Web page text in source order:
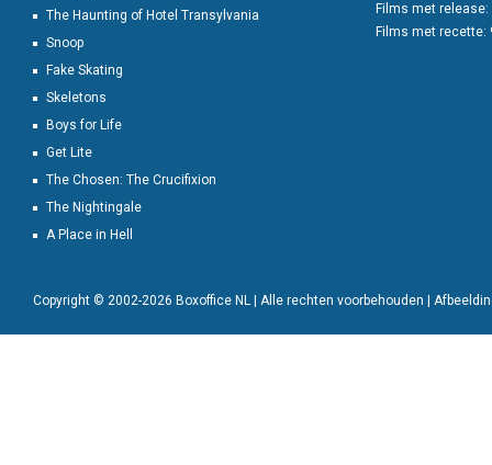
The Haunting of Hotel Transylvania
Snoop
Fake Skating
Skeletons
Boys for Life
Get Lite
The Chosen: The Crucifixion
The Nightingale
A Place in Hell
Films met release:
Films met recette:
Copyright © 2002-2026 Boxoffice NL | Alle rechten voorbehouden |